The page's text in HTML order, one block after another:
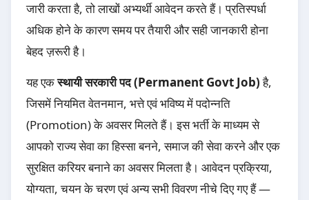
जारी करता है, तो लाखों अभ्यर्थी आवेदन करते हैं। प्रतिस्पर्धा
अधिक होने के कारण समय पर तैयारी और सही जानकारी होना
बेहद ज़रूरी है।
यह एकस्थायी सरकारी पद (Permanent Govt Job)है,
जिसमें नियमित वेतनमान, भत्ते एवं भविष्य में पदोन्नति
(Promotion) के अवसर मिलते हैं। इस भर्ती के माध्यम से
आपको राज्य सेवा का हिस्सा बनने, समाज की सेवा करने और एक
सुरक्षित करियर बनाने का अवसर मिलता है। आवेदन प्रक्रिया,
योग्यता, चयन के चरण एवं अन्य सभी विवरण नीचे दिए गए हैं —